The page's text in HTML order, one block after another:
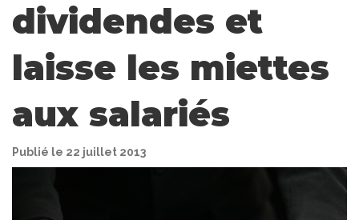
dividendes et
laisse les miettes
aux salariés
Publié le 22 juillet 2013